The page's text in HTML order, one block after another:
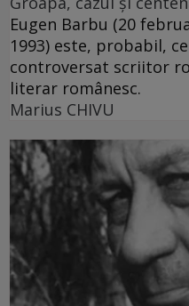
Eugen Barbu (20
1993) este, probabil,
controversat scriitor
literar românesc.
Marius CHIVU